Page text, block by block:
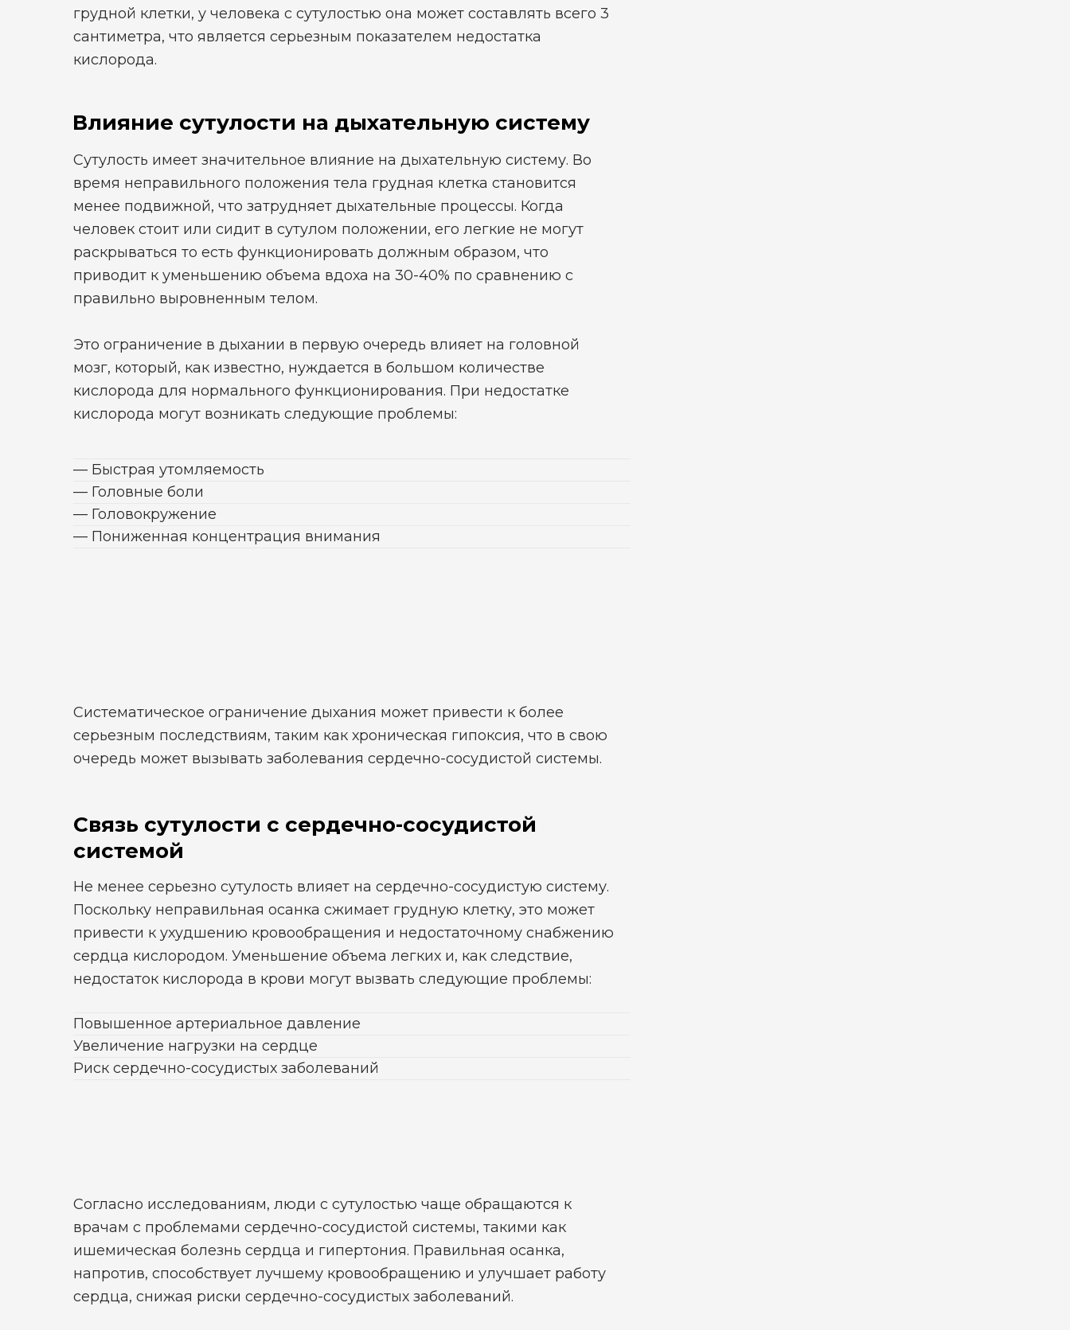
грудной клетки, у человека с сутулостью она может составлять всего 3
сантиметра, что является серьезным показателем недостатка
кислорода.
Сутулость имеет значительное влияние на дыхательную систему. Во
время неправильного положения тела грудная клетка становится
менее подвижной, что затрудняет дыхательные процессы. Когда
человек стоит или сидит в сутулом положении, его легкие не могут
раскрываться то есть функционировать должным образом, что
приводит к уменьшению объема вдоха на 30-40% по сравнению с
правильно выровненным телом.
Это ограничение в дыхании в первую очередь влияет на головной
мозг, который, как известно, нуждается в большом количестве
кислорода для нормального функционирования. При недостатке
кислорода могут возникать следующие проблемы:
Влияние сутулости на дыхательную систему
— Быстрая утомляемость
— Головные боли
— Головокружение
— Пониженная концентрация внимания
Не менее серьезно сутулость влияет на сердечно-сосудистую систему.
Поскольку неправильная осанка сжимает грудную клетку, это может
привести к ухудшению кровообращения и недостаточному снабжению
сердца кислородом. Уменьшение объема легких и, как следствие,
недостаток кислорода в крови могут вызвать следующие проблемы:
Связь сутулости с сердечно-сосудистой
системой
Согласно исследованиям, люди с сутулостью чаще обращаются к
врачам с проблемами сердечно-сосудистой системы, такими как
ишемическая болезнь сердца и гипертония. Правильная осанка,
напротив, способствует лучшему кровообращению и улучшает работу
сердца, снижая риски сердечно-сосудистых заболеваний.
Систематическое ограничение дыхания может привести к более
серьезным последствиям, таким как хроническая гипоксия, что в свою
очередь может вызывать заболевания сердечно-сосудистой системы.
Повышенное артериальное давление
Увеличение нагрузки на сердце
Риск сердечно-сосудистых заболеваний